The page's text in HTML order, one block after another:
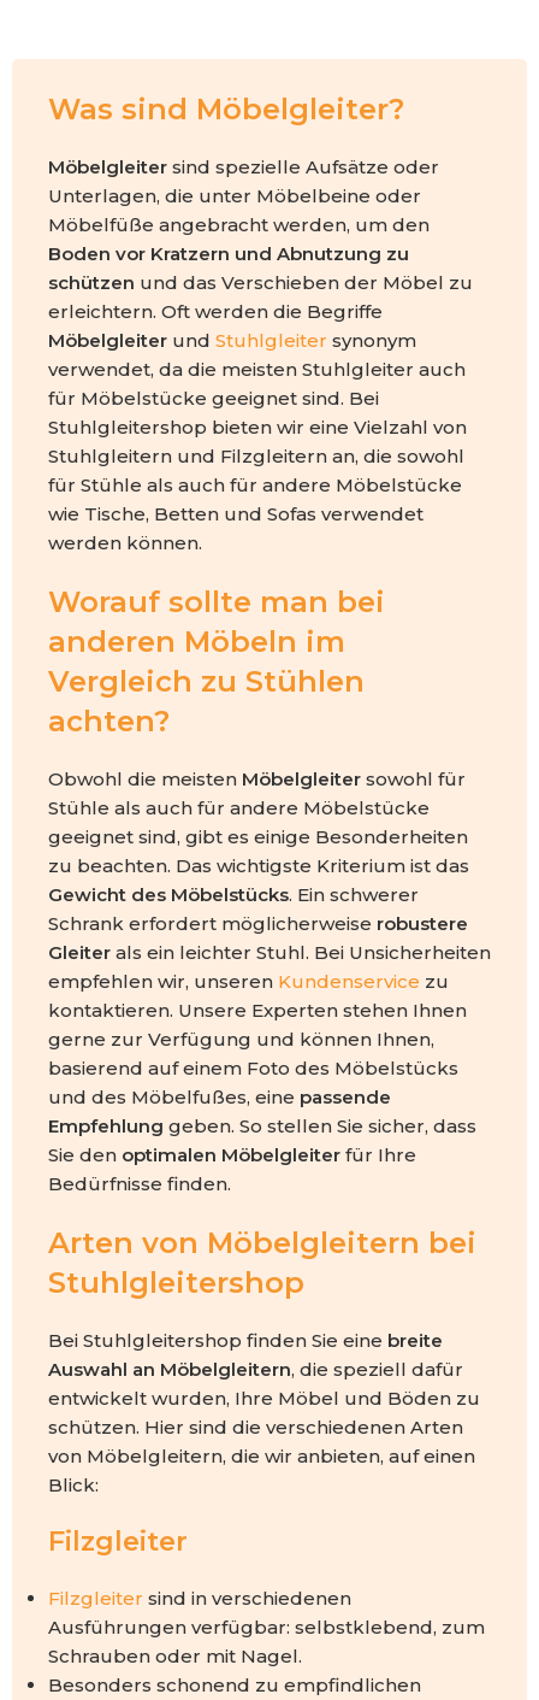
Was sind Möbelgleiter?
Möbelgleiter sind spezielle Aufsätze oder
Unterlagen, die unter Möbelbeine oder
Möbelfüße angebracht werden, um den
Boden vor Kratzern und Abnutzung zu
schützen und das Verschieben der Möbel zu
erleichtern. Oft werden die Begriffe
Möbelgleiter und Stuhlgleiter synonym
verwendet, da die meisten Stuhlgleiter auch
für Möbelstücke geeignet sind. Bei
Stuhlgleitershop bieten wir eine Vielzahl von
Stuhlgleitern und Filzgleitern an, die sowohl
für Stühle als auch für andere Möbelstücke
wie Tische, Betten und Sofas verwendet
werden können.
Worauf sollte man bei
anderen Möbeln im
Vergleich zu Stühlen
achten?
Obwohl die meisten Möbelgleiter sowohl für
Stühle als auch für andere Möbelstücke
geeignet sind, gibt es einige Besonderheiten
zu beachten. Das wichtigste Kriterium ist das
Gewicht des Möbelstücks. Ein schwerer
Schrank erfordert möglicherweise robustere
Gleiter als ein leichter Stuhl. Bei Unsicherheiten
empfehlen wir, unseren Kundenservice zu
kontaktieren. Unsere Experten stehen Ihnen
gerne zur Verfügung und können Ihnen,
basierend auf einem Foto des Möbelstücks
und des Möbelfußes, eine passende
Empfehlung geben. So stellen Sie sicher, dass
Sie den optimalen Möbelgleiter für Ihre
Bedürfnisse finden.
Arten von Möbelgleitern bei
Stuhlgleitershop
Bei Stuhlgleitershop finden Sie eine breite
Auswahl an Möbelgleitern, die speziell dafür
entwickelt wurden, Ihre Möbel und Böden zu
schützen. Hier sind die verschiedenen Arten
von Möbelgleitern, die wir anbieten, auf einen
Blick:
Filzgleiter
Filzgleiter sind in verschiedenen
Ausführungen verfügbar: selbstklebend, zum
Schrauben oder mit Nagel.
Besonders schonend zu empfindlichen